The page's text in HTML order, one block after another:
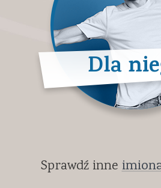
Dla
Sprawdź inne